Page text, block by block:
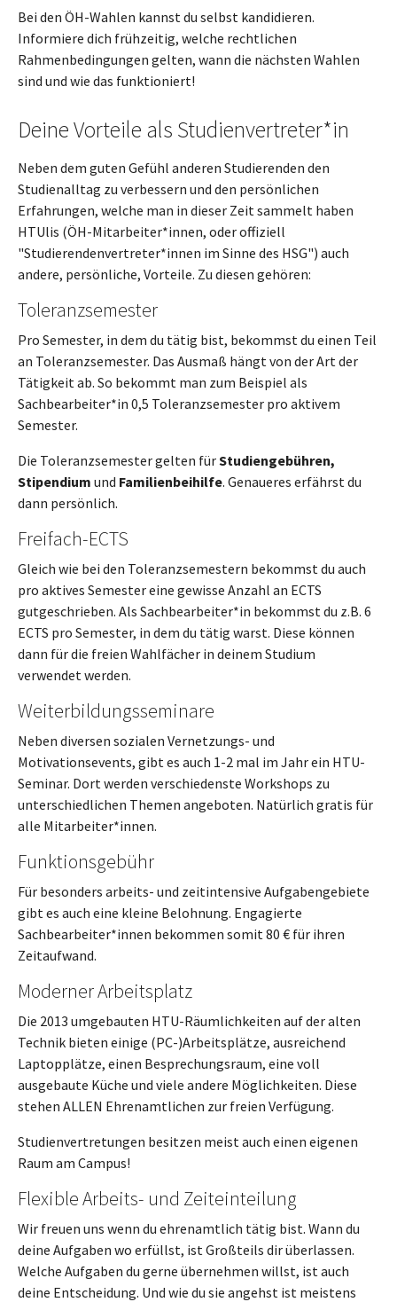
Bei den ÖH-Wahlen kannst du selbst kandidieren.
Informiere dich frühzeitig, welche rechtlichen
Rahmenbedingungen gelten, wann die nächsten Wahlen
sind und wie das funktioniert!
Deine Vorteile als Studienvertreter*in
Neben dem guten Gefühl anderen Studierenden den
Studienalltag zu verbessern und den persönlichen
Erfahrungen, welche man in dieser Zeit sammelt haben
HTUlis (ÖH-Mitarbeiter*innen, oder offiziell
"Studierendenvertreter*innen im Sinne des HSG") auch
andere, persönliche, Vorteile. Zu diesen gehören:
Toleranzsemester
Pro Semester, in dem du tätig bist, bekommst du einen Teil
an Toleranzsemester. Das Ausmaß hängt von der Art der
Tätigkeit ab. So bekommt man zum Beispiel als
Sachbearbeiter*in 0,5 Toleranzsemester pro aktivem
Semester.
Die Toleranzsemester gelten fürStudiengebühren,
Stipendium und Familienbeihilfe. Genaueres erfährst du
dann persönlich.
Freifach-ECTS
Gleich wie bei den Toleranzsemestern bekommst du auch
pro aktives Semester eine gewisse Anzahl an ECTS
gutgeschrieben. Als Sachbearbeiter*in bekommst du z.B. 6
ECTS pro Semester, in dem du tätig warst. Diese können
dann für die freien Wahlfächer in deinem Studium
verwendet werden.
Weiterbildungsseminare
Neben diversen sozialen Vernetzungs- und
Motivationsevents, gibt es auch 1-2 mal im Jahr ein HTU-
Seminar. Dort werden verschiedenste Workshops zu
unterschiedlichen Themen angeboten. Natürlich gratis für
alle Mitarbeiter*innen.
Funktionsgebühr
Für besonders arbeits- und zeitintensive Aufgabengebiete
gibt es auch eine kleine Belohnung. Engagierte
Sachbearbeiter*innen bekommen somit 80 € für ihren
Zeitaufwand.
Moderner Arbeitsplatz
Die 2013 umgebauten HTU-Räumlichkeiten auf der alten
Technik bieten einige (PC-)Arbeitsplätze, ausreichend
Laptopplätze, einen Besprechungsraum, eine voll
ausgebaute Küche und viele andere Möglichkeiten. Diese
stehen ALLEN Ehrenamtlichen zur freien Verfügung.
Studienvertretungen besitzen meist auch einen eigenen
Raum am Campus!
Flexible Arbeits- und Zeiteinteilung
Wir freuen uns wenn du ehrenamtlich tätig bist. Wann du
deine Aufgaben wo erfüllst, ist Großteils dir überlassen.
Welche Aufgaben du gerne übernehmen willst, ist auch
deine Entscheidung. Und wie du sie angehst ist meistens